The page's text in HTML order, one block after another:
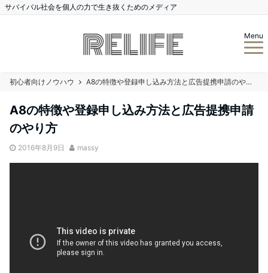
サバイバル社会を個人の力で生き抜くためのメディア
Menu
初心者向けノウハウ A8の特徴や登録申し込み方法と広告提携申請のやり方
A8の特徴や登録申し込み方法と広告提携申請
のやり方
2016年8月9日 massy